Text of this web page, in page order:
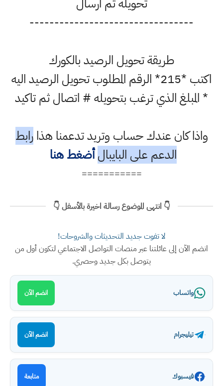
---------------------------------
طريقة تحويل الرصيد بالكورك
اكتب *215* الرقم المطلوب تحويل الرصيد اليه
* المبلغ الذي ترغب بتحويله # اتصال ثم تاكيد
واذا كان عندك حساب وتريد تدعمنا هذارابط
الدعم على البايبال أضغط هنا
===========
👇 انتهى الموضوع رسالة اخيرة بالأسفل 👇
لا تفوت جديد التحديثات والشروحات!
انضم الآن إلى عائلتنا عبر منصات التواصل الاجتماعي لتكون أول من
يتوصل بكل جديد وحصري.
واتساب انضم الآن
تيليجرام انضم الآن
فيسبوك متابعة